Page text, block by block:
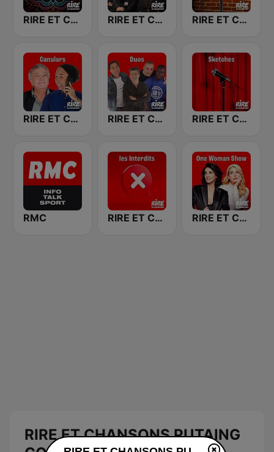
RIRE ET CHANSONS NOUVEAUTES RIRE ET CHANSONS NOUVELLE GENERATION RIRE ET CHANSONS STAND UP
RIRE ET CHANSONS CANULARS RIRE ET CHANSONS DUOS RIRE ET CHANSONS SKETCHES
RMC RIRE ET CHANSONS LES INTERDITS RIRE ET CHANSONS ONE WOMAN SHOW
RIRE ET CHANSONS PUTAING